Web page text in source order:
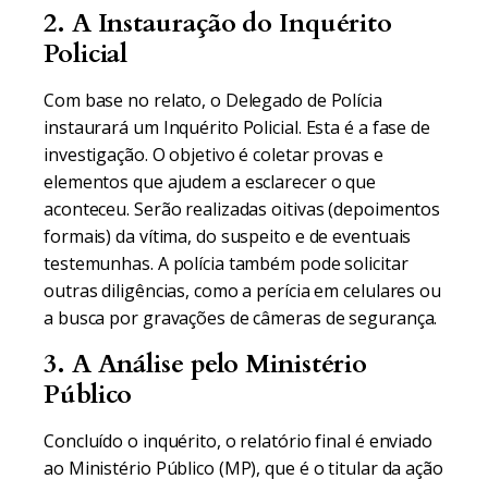
2. A Instauração do Inquérito
Policial
Com base no relato, o Delegado de Polícia
instaurará um Inquérito Policial. Esta é a fase de
investigação. O objetivo é coletar provas e
elementos que ajudem a esclarecer o que
aconteceu. Serão realizadas oitivas (depoimentos
formais) da vítima, do suspeito e de eventuais
testemunhas. A polícia também pode solicitar
outras diligências, como a perícia em celulares ou
a busca por gravações de câmeras de segurança.
3. A Análise pelo Ministério
Público
Concluído o inquérito, o relatório final é enviado
ao Ministério Público (MP), que é o titular da ação